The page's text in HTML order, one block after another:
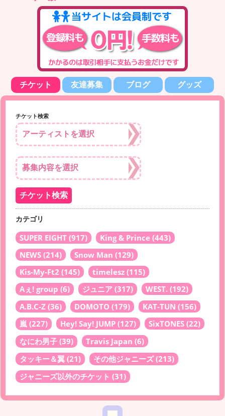
チケット 友達募集 ブログ グッズ
チケット検索
カテゴリ
SUPER EIGHT (917) King & Prince (443)
NEWS (214) Snow Man (129)
Kis-My-Ft2 (145) timelesz (115)
Aぇ! group (6) ジュニア (317) WEST. (192)
A.B.C-Z (36) DOMOTO (179) KAT-TUN (156)
嵐 (227) Hey! Say! JUMP (127) SixTONES (22)
なにわ男子 (39) Travis Japan (6)
タッキー＆翼 (21) その他ジャニーズ(213)
ジャニーズ以外のチケット (31)